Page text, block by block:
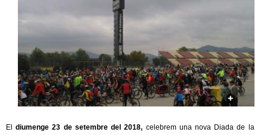
c
e
c
a
Eldiumenge 23 de setembre del 2018, celebrem una nova Diada de la